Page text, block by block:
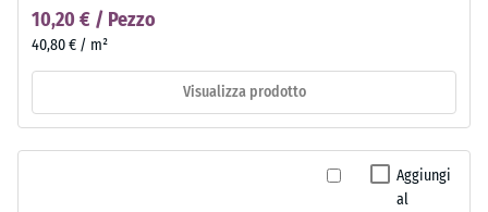
10,20 € / Pezzo
40,80 € / m²
Visualizza prodotto
Aggiungi
al